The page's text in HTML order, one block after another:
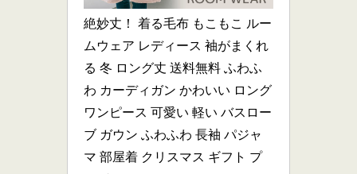
絶妙丈！ 着る毛布 もこもこ ルー
ムウェア レディース 袖がまくれ
る 冬 ロング丈 送料無料 ふわふ
わ カーディガン かわいい ロング
ワンピース 可愛い 軽い バスロー
ブ ガウン ふわふわ 長袖 パジャ
マ 部屋着 クリスマス ギフト プ